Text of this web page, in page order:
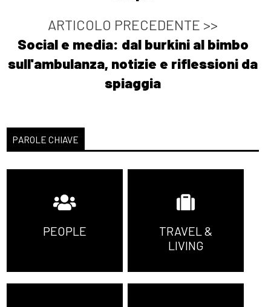
ARTICOLO PRECEDENTE >>
Social e media: dal burkini al bimbo
sull'ambulanza, notizie e riflessioni da
spiaggia
PAROLE CHIAVE
PEOPLE
TRAVEL &
LIVING